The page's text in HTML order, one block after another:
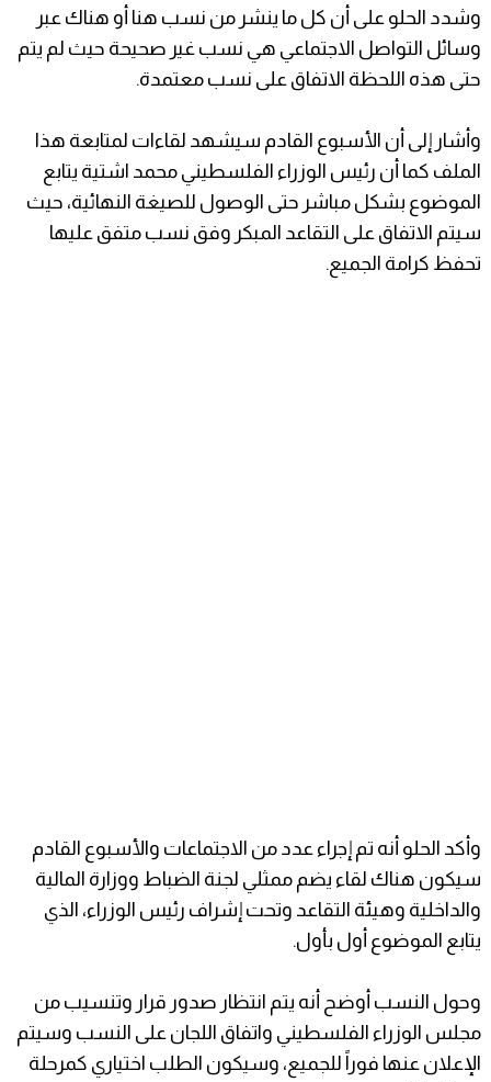
وشدد الحلو على أن كل ما ينشر من نسب هنا أو هناك عبر
وسائل التواصل الاجتماعي هي نسب غير صحيحة حيث لم يتم
حتى هذه اللحظة الاتفاق على نسب معتمدة.
وأشار إلى أن الأسبوع القادم سيشهد لقاءات لمتابعة هذا
الملف كما أن رئيس الوزراء الفلسطيني محمد اشتية يتابع
الموضوع بشكل مباشر حتى الوصول للصيغة النهائية، حيث
سيتم الاتفاق على التقاعد المبكر وفق نسب متفق عليها
تحفظ كرامة الجميع.
وأكد الحلو أنه تم إجراء عدد من الاجتماعات والأسبوع القادم
سيكون هناك لقاء يضم ممثلي لجنة الضباط ووزارة المالية
والداخلية وهيئة التقاعد وتحت إشراف رئيس الوزراء، الذي
يتابع الموضوع أول بأول.
وحول النسب أوضح أنه يتم انتظار صدور قرار وتنسيب من
مجلس الوزراء الفلسطيني واتفاق اللجان على النسب وسيتم
الإعلان عنها فوراً للجميع، وسيكون الطلب اختياري كمرحلة